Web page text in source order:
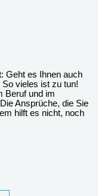
Geht es Ihnen auch
vieles ist zu tun!
Beruf und im
Ansprüche, die Sie
hilft es nicht, noch